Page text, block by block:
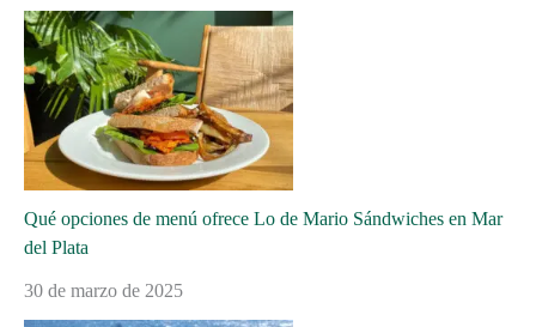
Qué opciones de menú ofrece Lo de Mario Sándwiches en Mar
del Plata
30 de marzo de 2025